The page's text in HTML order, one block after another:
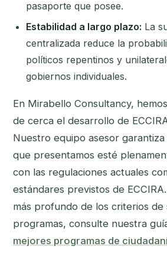
pasaporte que posee.
Estabilidad a largo plazo: La
centralizada reduce la
políticos repentinos y
gobiernos individuales.
En Mirabello Consultancy,
de cerca el desarrollo de
Nuestro equipo asesor
que presentamos esté
con las regulaciones actuales
estándares previstos de
más profundo de los criterios de
programas, consulte nuestra
mejores programas de